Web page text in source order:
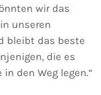
wir das
unseren
bleibt das beste
die es
den Weg legen.“